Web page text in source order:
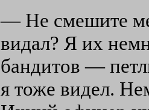
— Не смешите
видал? Я их
бандитов —
я тоже видел.